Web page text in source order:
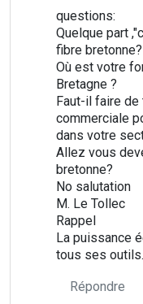
questions:
Quelque part
fibre bretonne?
Où est votre
Bretagne ?
Faut-il faire
commerciale
dans votre
Allez vous
bretonne?
No salutation
M. Le Tollec
Rappel
La puissance
tous ses outils.
Répondre